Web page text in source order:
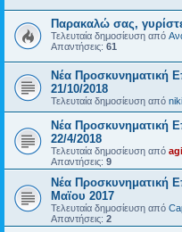
Παρακαλώ σας,
Τελευταία δημοσίευση από
Απαντήσεις: 61
Νέα Προσκυνηματική
21/10/2018
Τελευταία δημοσίευση από
Νέα Προσκυνηματική
22/4/2018
Τελευταία δημοσίευση από
Απαντήσεις: 9
Νέα Προσκυνηματική
Μαϊου 2017
Τελευταία δημοσίευση από
Απαντήσεις: 2